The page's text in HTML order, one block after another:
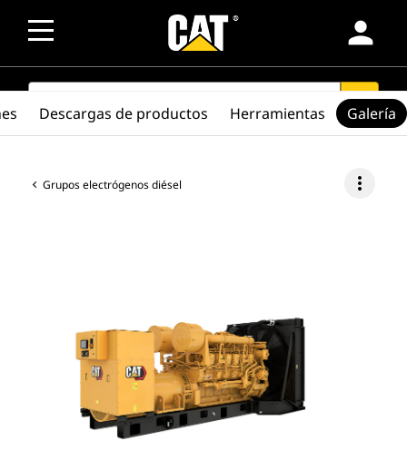
person
SEARCH search
Grupos electrógenos diésel more_vert
Descargas de productos Herramientas Galería